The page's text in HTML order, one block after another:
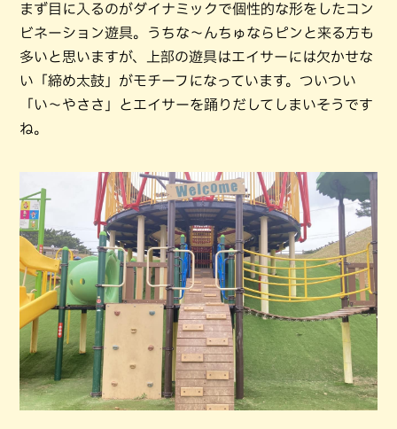
まず目に入るのがダイナミックで個性的な形をしたコン
ビネーション遊具。うちな〜んちゅならピンと来る方も
多いと思いますが、上部の遊具はエイサーには欠かせな
い「締め太鼓」がモチーフになっています。ついつい
「い〜やささ」とエイサーを踊りだしてしまいそうです
ね。